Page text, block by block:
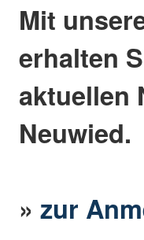
Mit
erhalten
aktuellen
Neuwied.
»zur